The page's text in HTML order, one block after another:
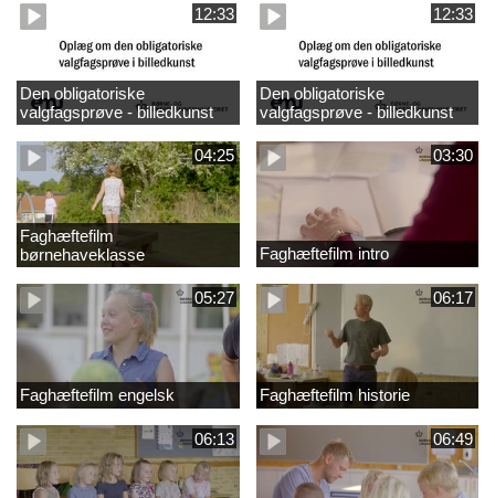
12:33
Den obligatoriske
valgfagsprøve - billedkunst
større LK
12:33
Den obligatoriske
valgfagsprøve - billedkunst
04:25
Faghæftefilm
børnehaveklasse
03:30
Faghæftefilm intro
05:27
Faghæftefilm engelsk
06:17
Faghæftefilm historie
06:13 06:49